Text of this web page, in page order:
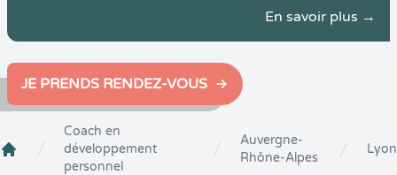
En savoir plus →
JE PRENDS RENDEZ-VOUS
Crenolibre
Coach en
développement
personnel
Auvergne-
Rhône-Alpes
Lyon